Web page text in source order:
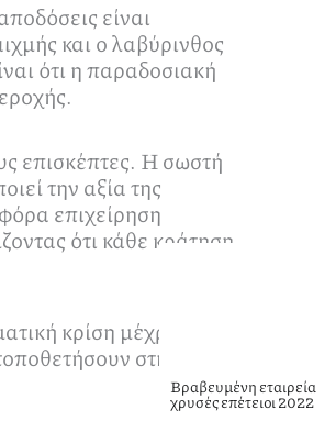
είναι
και ο λαβύρινθος
ότι η παραδοσιακή
επισκέπτες. Η σωστή
την αξία της
επιχείρηση
ότι κάθε κράτηση
κρίση μέχρι τις
στην
Βραβευμένη εταιρεία
χρυσές επέτειοι 2022